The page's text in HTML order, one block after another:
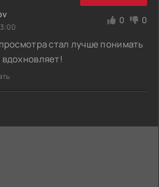
0 0
стал лучше понимать